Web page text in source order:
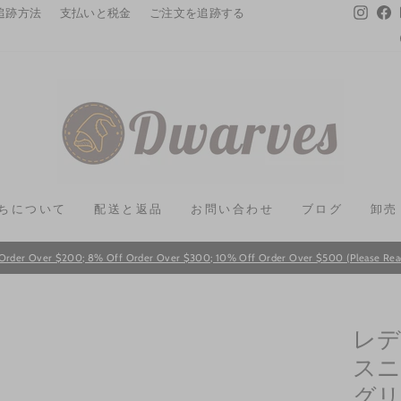
跡方法 支払いと税金 ご注文を追跡する
について 配送と返品 お問い合わせ ブログ 卸売
Pause
Over $200; 8% Off Order Over $300; 10% Off Order Over $500 (Please
レ
ス